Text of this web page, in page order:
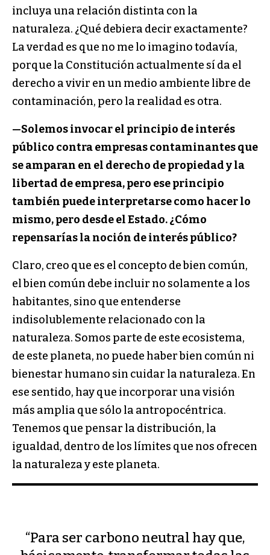
incluya una relación distinta con la
naturaleza. ¿Qué debiera decir exactamente?
La verdad es que no me lo imagino todavía,
porque la Constitución actualmente sí da el
derecho a vivir en un medio ambiente libre de
contaminación, pero la realidad es otra.
—Solemos invocar el principio de interés
público contra empresas contaminantes que
se amparan en el derecho de propiedad y la
libertad de empresa, pero ese principio
también puede interpretarse como hacer lo
mismo, pero desde el Estado. ¿Cómo
repensarías la noción de interés público?
Claro, creo que es el concepto de bien común,
el bien común debe incluir no solamente a los
habitantes, sino que entenderse
indisolublemente relacionado con la
naturaleza. Somos parte de este ecosistema,
de este planeta, no puede haber bien común ni
bienestar humano sin cuidar la naturaleza. En
ese sentido, hay que incorporar una visión
más amplia que sólo la antropocéntrica.
Tenemos que pensar la distribución, la
igualdad, dentro de los límites que nos ofrecen
la naturaleza y este planeta.
“Para ser carbono neutral hay que,